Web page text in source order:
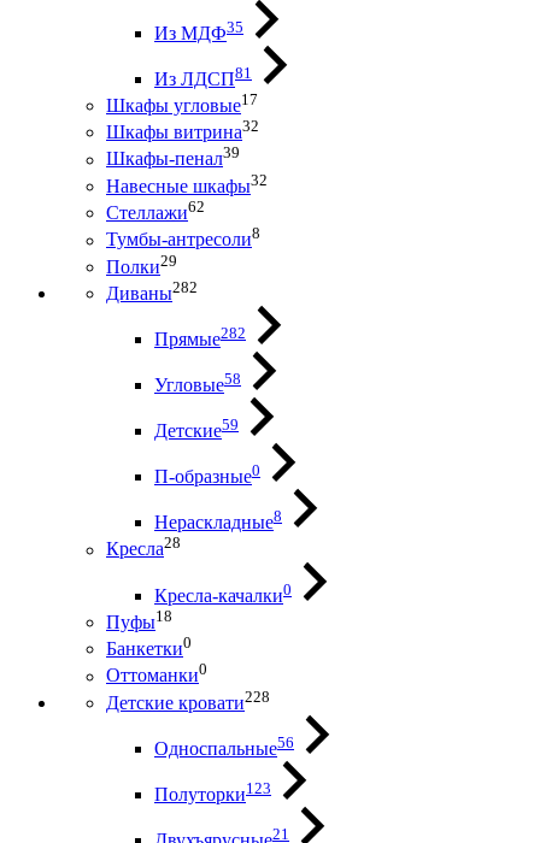
Из МДФ35
Из ЛДСП81
Шкафы угловые17
Шкафы витрина32
Шкафы-пенал39
Навесные шкафы32
Стеллажи62
Тумбы-антресоли8
Полки29
Диваны282
Прямые282
Угловые58
Детские59
П-образные0
Нераскладные8
Кресла28
Кресла-качалки0
Пуфы18
Банкетки0
Оттоманки0
Детские кровати228
Односпальные56
Полуторки123
21